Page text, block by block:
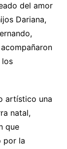
del amor
Dariana,
los
artístico una
natal,
que
por la